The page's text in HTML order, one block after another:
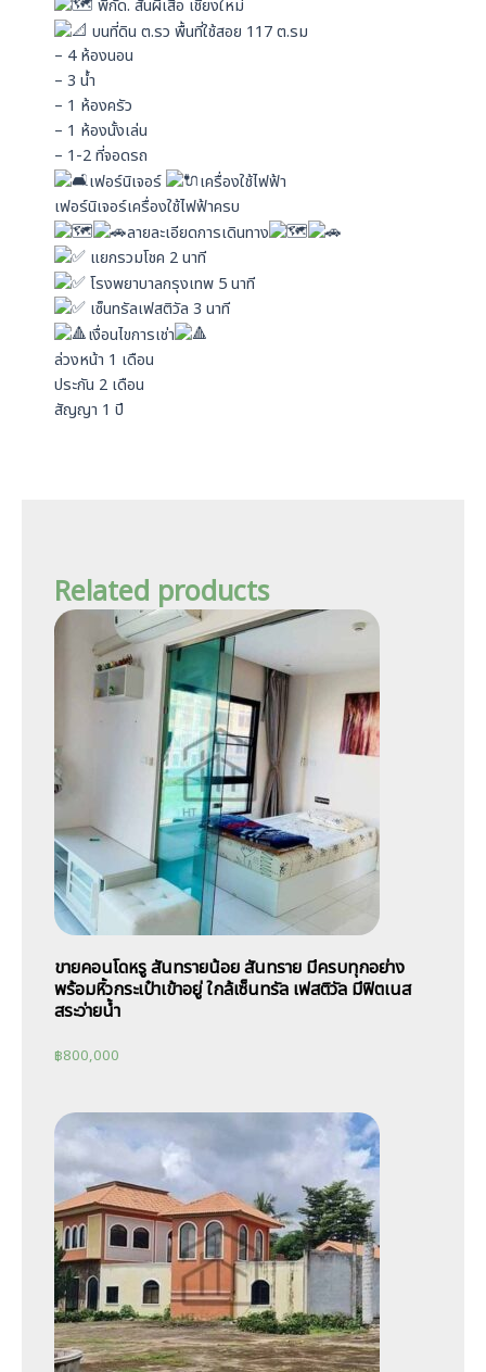
พิกัด. สันผีเสื้อ เชียงใหม่
บนที่ดิน ต.รว พื้นที่ใช้สอย 117 ต.รม
– 4 ห้องนอน
– 3 น้ำ
– 1 ห้องครัว
– 1 ห้องนั้งเล่น
– 1-2 ที่จอดรถ
เฟอร์นิเจอร์
เครื่องใช้ไฟฟ้า
เฟอร์นิเจอร์เครื่องใช้ไฟฟ้าครบ
ลายละเอียดการเดินทาง
แยกรวมโชค 2 นาที
โรงพยาบาลกรุงเทพ 5 นาที
เซ็นทรัลเฟสติวัล 3 นาที
เงื่อนไขการเช่า
ล่วงหน้า 1 เดือน
ประกัน 2 เดือน
สัญญา 1 ปี
Related products
ขายคอนโดหรู สันทรายน้อย สันทราย มีครบทุกอย่าง
พร้อมหิ้วกระเป๋าเข้าอยู่ ใกล้เซ็นทรัล เฟสติวัล มีฟิตเนส
สระว่ายน้ำ
฿800,000